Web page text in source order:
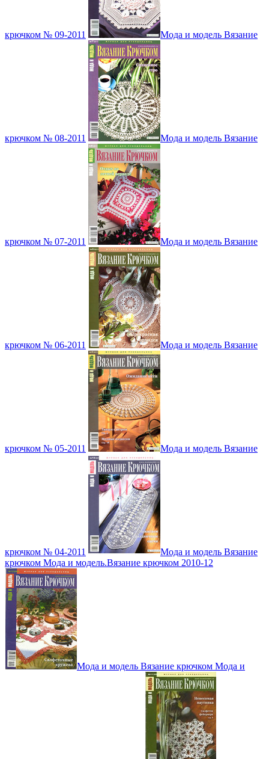
крючком № 09-2011 Мода и модель Вязание
крючком № 08-2011 Мода и модель Вязание
крючком № 07-2011 Мода и модель Вязание
крючком № 06-2011 Мода и модель Вязание
крючком № 05-2011 Мода и модель Вязание
крючком № 04-2011
Мода и модель Вязание
крючком Мода и модель.Вязание крючком 2010-12
Мода и модель Вязание крючком Мода и